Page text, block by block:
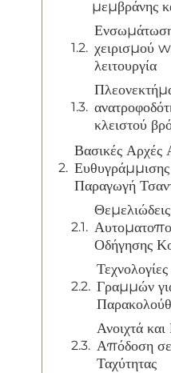
μεμβράνης
χειρισμού
λειτουργία
κλειστού
Βασικές Αρχές
Παραγωγή
Οδήγησης
Γραμμών
Ανοιχτά
Απόδοση
Ταχύτητας